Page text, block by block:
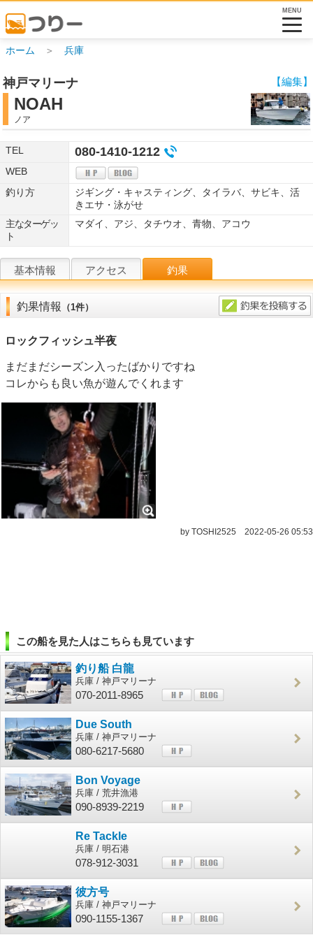
MENU
ホーム ＞ 兵庫
【編集】
神戸マリーナ
NOAH
ノア
TEL 080-1410-1212
WEB
釣り方
ジギング・キャスティング、タイラバ、サビキ、活
きエサ・泳がせ
主なターゲッ
ト
マダイ、アジ、タチウオ、青物、アコウ
基本情報 アクセス 釣果
釣果情報 （1件）
ロックフィッシュ半夜
まだまだシーズン入ったばかりですね
コレからも良い魚が遊んでくれます
by TOSHI2525 2022-05-26 05:53
この船を見た人はこちらも見ています
釣り船 白龍
兵庫 / 神戸マリーナ
070-2011-8965
Due South
兵庫 / 神戸マリーナ
080-6217-5680
Bon Voyage
兵庫 / 荒井漁港
090-8939-2219
Re Tackle
兵庫 / 明石港
078-912-3031
彼方号
兵庫 / 神戸マリーナ
090-1155-1367